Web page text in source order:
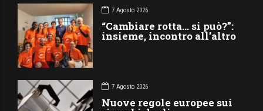
7 Agosto 2026
“Cambiare rotta… si può?”:
insieme, incontro all’altro
7 Agosto 2026
Nuove regole europee sui